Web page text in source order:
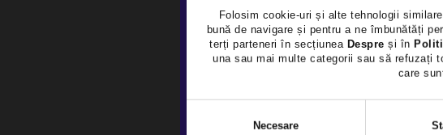
Folosim cookie-uri și alte tehnologii
bună de navigare și pentru a ne îmbunătăți
terți parteneri în secțiunea Despre și în
una sau mai multe categorii sau să refuzați
care
Necesare
Benzina
Preț